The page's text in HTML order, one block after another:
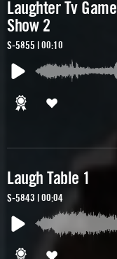
Laughter Tv Game
Show 2
S-5855 | 00:10
Laugh Table 1
S-5843 | 00:04